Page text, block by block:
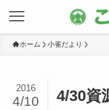
ホーム 小雀だより
4/30資
2016
4/10